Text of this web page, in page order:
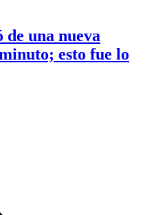
una nueva
esto fue lo